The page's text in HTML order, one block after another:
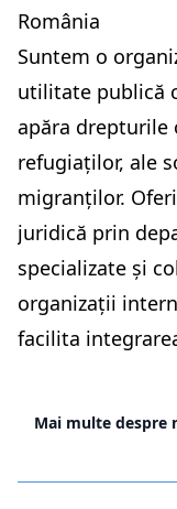
România
Suntem o
utilitate publică
apăra drepturile
refugiaților, ale
migranților.
juridică prin
specializate și
organizații
facilita
Mai multe despre